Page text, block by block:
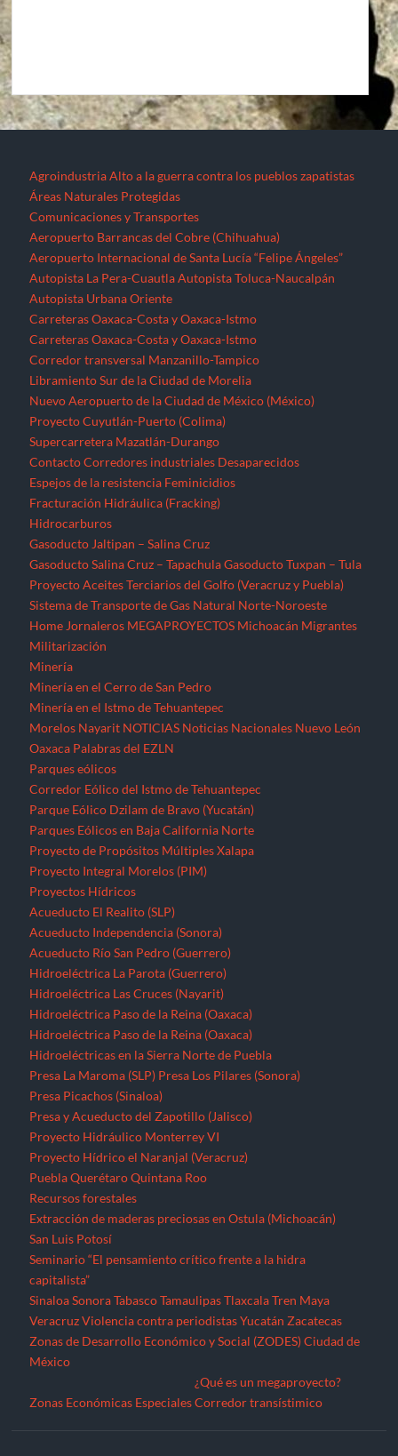
Carreteras Oaxaca-Costa y Oaxaca-Istmo
Carreteras Oaxaca-Costa y Oaxaca-Istmo
Corredor transversal Manzanillo-Tampico
Nuevo Aeropuerto de la Ciudad de México (México)
Proyecto Cuyutlán-Puerto (Colima)
Supercarretera Mazatlán-Durango
ContactoCorredores industrialesDesaparecidos
Espejos de la resistenciaFeminicidios
Fracturación Hidráulica (Fracking)
Hidrocarburos
Gasoducto Jaltipan – Salina Cruz
Gasoducto Salina Cruz – TapachulaGasoducto Tuxpan – Tula
Proyecto Aceites Terciarios del Golfo (Veracruz y Puebla)
Sistema de Transporte de Gas Natural Norte-Noroeste
Home JornalerosMEGAPROYECTOSMichoacánMigrantes
Militarización
Minería
Minería en el Cerro de San Pedro
Minería en el Istmo de Tehuantepec
MorelosNayaritNOTICIASNoticias Nacionales
OaxacaPalabras del EZLN
Parques eólicos
Corredor Eólico del Istmo de Tehuantepec
Parque Eólico Dzilam de Bravo (Yucatán)
Parques Eólicos en Baja California Norte
Proyecto de Propósitos Múltiples Xalapa
Proyecto Integral Morelos (PIM)
Proyectos Hídricos
Acueducto El Realito (SLP)
Acueducto Independencia (Sonora)
Acueducto Río San Pedro (Guerrero)
Hidroeléctrica La Parota (Guerrero)
Hidroeléctrica Las Cruces (Nayarit)
Hidroeléctrica Paso de la Reina (Oaxaca)
Hidroeléctrica Paso de la Reina (Oaxaca)
Hidroeléctricas en la Sierra Norte de Puebla
Presa La Maroma (SLP) Presa Los Pilares (Sonora)
Presa Picachos (Sinaloa)
Presa y Acueducto del Zapotillo (Jalisco)
Proyecto Hidráulico Monterrey VI
Proyecto Hídrico el Naranjal (Veracruz)
Puebla QuerétaroQuintana Roo
Recursos forestales
Extracción de maderas preciosas en Ostula (Michoacán)
San Luis Potosí
Seminario “El pensamiento crítico frente a la hidra
capitalista”
Sinaloa SonoraTabasco Tamaulipas TlaxcalaTren Maya
VeracruzViolencia contra periodistas
Zonas de Desarrollo Económico y Social (ZODES) Ciudad de
México
Zonas Económicas Especiales
¿Qué es un megaproyecto?
Corredor transístimico
Funciona gracias a WordPress
Freesia.